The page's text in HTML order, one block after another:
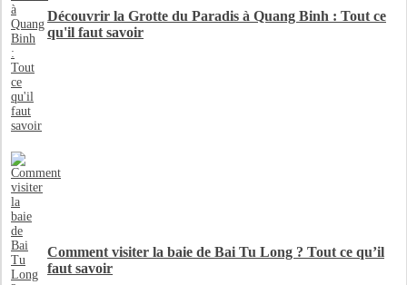
Découvrir la Grotte du Paradis à Quang Binh : Tout ce
qu'il faut savoir
Comment visiter la baie de Bai Tu Long ? Tout ce qu’il
faut savoir